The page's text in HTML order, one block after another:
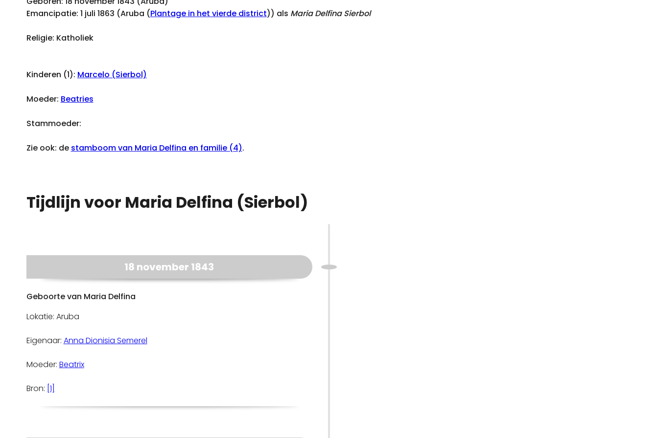
Emancipatie: 1 juli 1863 (Aruba (Plantage in het vierde district)) als Maria Delfina Sierbol
Religie: Katholiek
Kinderen (1): Marcelo (Sierbol)
Moeder: Beatries
Stammoeder:
Zie ook: de stamboom van Maria Delfina en familie (4).
Tijdlijn voor Maria Delfina (Sierbol)
18 november 1843
Geboorte van Maria Delfina
Lokatie: Aruba
Eigenaar: Anna Dionisia Semerel
Moeder: Beatrix
Bron: [1]